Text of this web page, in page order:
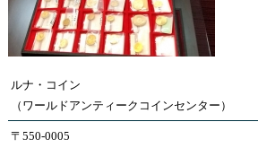
ルナ・コイン
（ワールドアンティークコインセンター）
〒550-0005